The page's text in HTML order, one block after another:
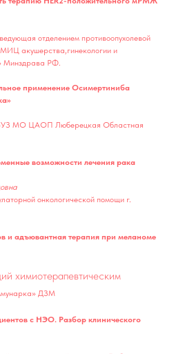
отделением противоопухолевой
акушерства,гинекологии и
Минздрава РФ.
применение Осимертиниба
МО ЦАОП Люберецкая Областная
возможности лечения рака
онкологической помощи г.
и адъювантная терапия при меланоме
химиотерапевтическим
ДЗМ
с НЭО. Разбор клинического